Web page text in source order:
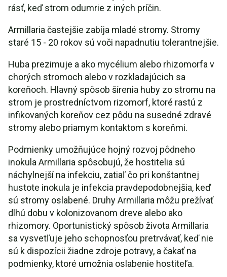
rásť, keď strom odumrie z iných príčin.
Armillaria častejšie zabíja mladé stromy. Stromy
staré 15 - 20 rokov sú voči napadnutiu tolerantnejšie.
Huba prezimuje a ako mycélium alebo rhizomorfa v
chorých stromoch alebo v rozkladajúcich sa
koreňoch. Hlavný spôsob šírenia huby zo stromu na
strom je prostredníctvom rizomorf, ktoré rastú z
infikovaných koreňov cez pôdu na susedné zdravé
stromy alebo priamym kontaktom s koreňmi.
Podmienky umožňujúce hojný rozvoj pôdneho
inokula Armillaria spôsobujú, že hostitelia sú
náchylnejší na infekciu, zatiaľ čo pri konštantnej
hustote inokula je infekcia pravdepodobnejšia, keď
sú stromy oslabené. Druhy Armillaria môžu prežívať
dlhú dobu v kolonizovanom dreve alebo ako
rhizomory. Oportunistický spôsob života Armillaria
sa vysvetľuje jeho schopnosťou pretrvávať, keď nie
sú k dispozícii žiadne zdroje potravy, a čakať na
podmienky, ktoré umožnia oslabenie hostiteľa.